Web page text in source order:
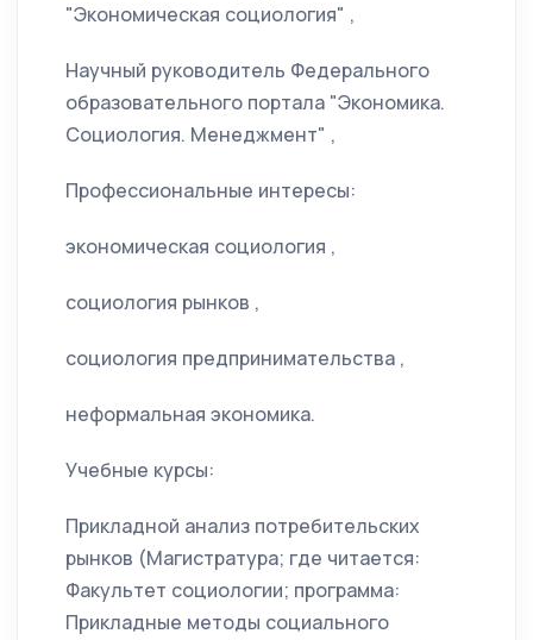
"Экономическая социология" ,
Научный руководитель Федерального
образовательного портала "Экономика.
Социология. Менеджмент" ,
Профессиональные интересы:
экономическая социология ,
социология рынков ,
социология предпринимательства ,
неформальная экономика.
Учебные курсы:
Прикладной анализ потребительских
рынков (Магистратура; где читается:
Факультет социологии; программа:
Прикладные методы социального